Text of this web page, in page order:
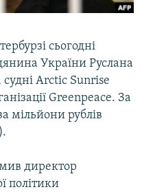
сьогодні
України Руслана
Arctic Sunrise
Greenpeace. За
мільйони рублів
директор
політики